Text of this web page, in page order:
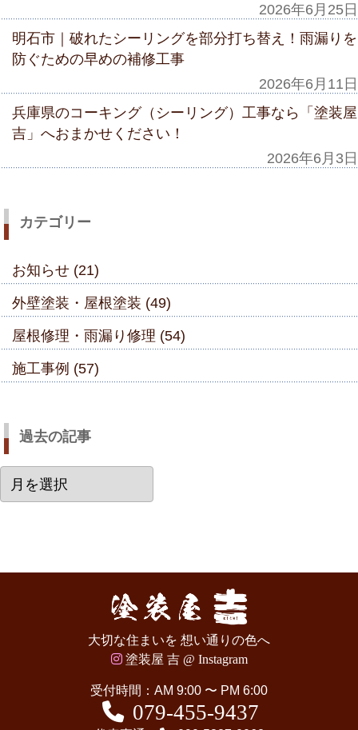
2026年6月25日
明石市｜破れたシーリングを部分打ち替え！雨漏りを
防ぐための早めの補修工事
2026年6月11日
兵庫県のコーキング（シーリング）工事なら「塗装屋
吉」へおまかせください！
2026年6月3日
カテゴリー
お知らせ (21)
外壁塗装・屋根塗装 (49)
屋根修理・雨漏り修理 (54)
施工事例 (57)
過去の記事
去
大切な住まいを 想い通りの色へ
塗装屋 吉 @ Instagram
受付時間：AM 9:00 〜 PM 6:00
079-455-9437